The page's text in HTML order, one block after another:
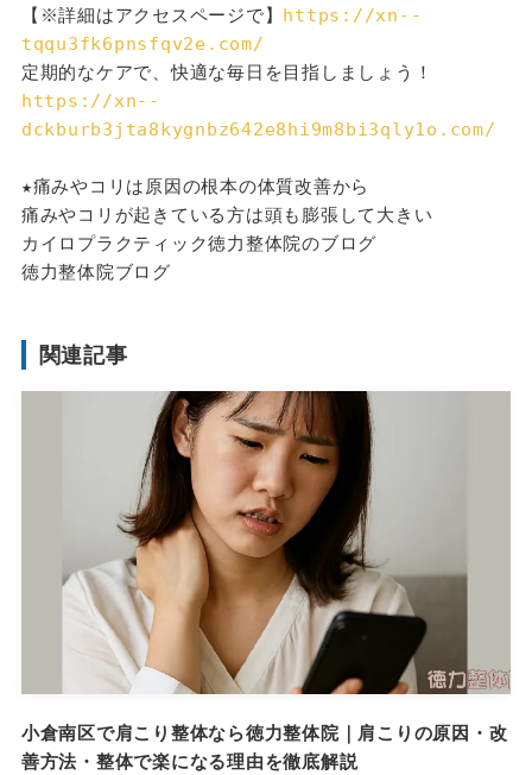
【※詳細はアクセスページで】 https://xn--
tqqu3fk6pnsfqv2e.com/
定期的なケアで、快適な毎日を目指しましょう！
https://xn--
dckburb3jta8kygnbz642e8hi9m8bi3qly1o.com/
★痛みやコリは原因の根本の体質改善から
痛みやコリが起きている方は頭も膨張して大きい
カイロプラクティック徳力整体院のブログ
徳力整体院ブログ
関連記事
小倉南区で肩こり整体なら徳力整体院｜肩こりの原因・改
善方法・整体で楽になる理由を徹底解説